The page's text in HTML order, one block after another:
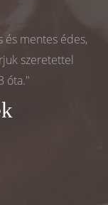
és mentes édes,
szeretettel
óta."